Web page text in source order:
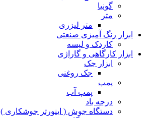
گونیا
متر
متر لیزری
ابزار رنگ آمیزی صنعتی
کاردک و لیسه
ابزار کارگاهی و گاراژی
ابزار جک
جک روغنی
پمپ
پمپ آب
درجه باد
دستگاه جوش ( اینورتر جوشکاری )